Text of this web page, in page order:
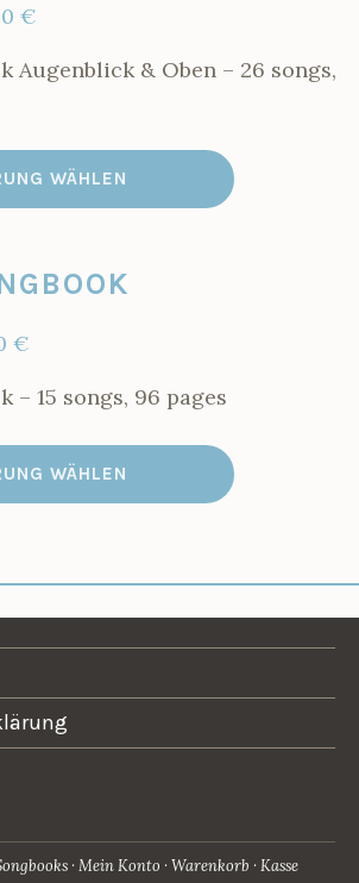
€
Augenblick & Oben – 26 songs,
WÄHLEN
€
– 15 songs, 96 pages
WÄHLEN
Mein Konto Warenkorb Kasse